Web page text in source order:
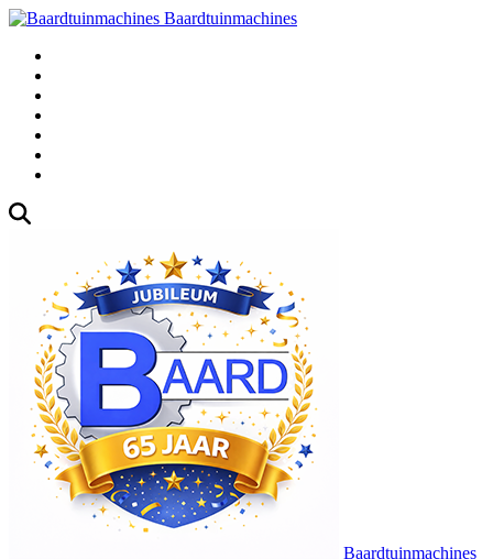
Baardtuinmachines
Baardtuinmachines